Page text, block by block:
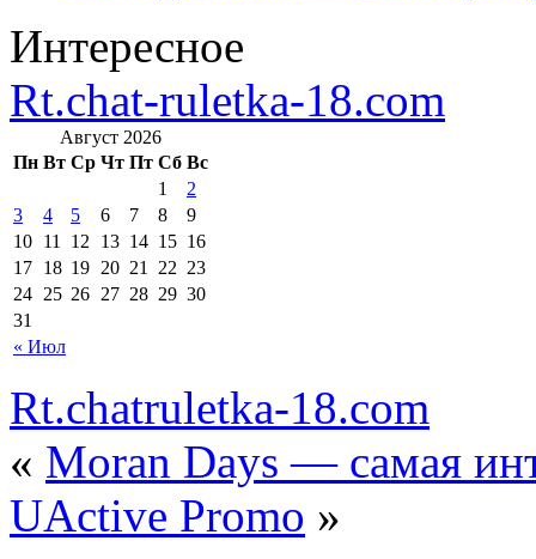
Интересное
Rt.chat-ruletka-18.com
Август 2026
Пн Вт Ср Чт Пт Сб Вс
« Июл
1
2
3
4 5 6 7 8
9
10 11 12 13 14 15 16
17 18 19 20 21 22 23
24 25 26 27 28 29 30
31
Rt.chatruletka-18.com
« Moran Days — самая
UActive Promo »